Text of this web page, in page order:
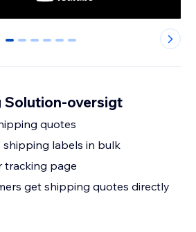
0 1 2 3 4 5
Solution-oversigt
quotes
shipping labels in bulk
tracking page
get shipping quotes directly